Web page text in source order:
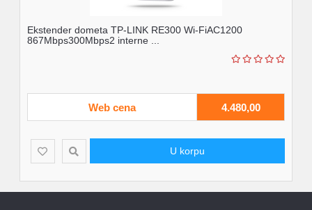
Ekstender dometa TP-LINK RE300 Wi-FiAC1200
867Mbps300Mbps2 interne ...
Web cena 4.480,00
U korpu